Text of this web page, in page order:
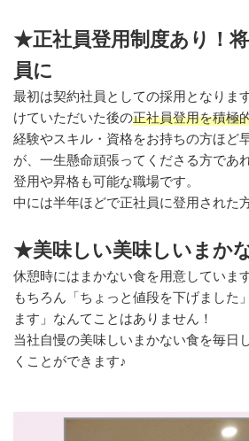
★正社員登用制度あり！
員に
最初は契約社員としての採用となりま
けていただいた後の正社員登用を積極
経験やスキル・資格をお持ちの方ほど
が、一生懸命頑張ってくださる方であ
登用や昇格も可能な職場です。
中には半年ほどで正社員に登用された
★美味しい美味しいまか
休憩時にはまかない食を用意していま
もちろん「ちょっと値段を下げました
ます」なんてことはありません！
当社自慢の美味しいまかない食を毎日
くことができます♪